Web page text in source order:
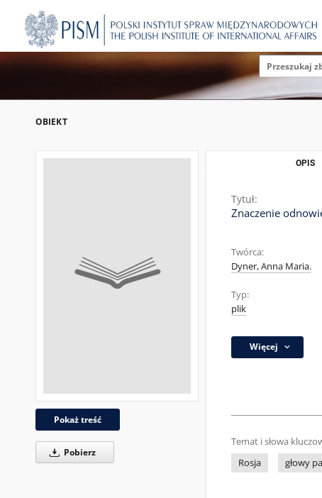
OBIEKT
Pokaż treść
Pobierz
OPIS
Tytuł:
Znaczenie
Twórca:
Dyner, Anna Maria.
Typ:
plik
Więcej
Temat i słowa
Rosja
głowy